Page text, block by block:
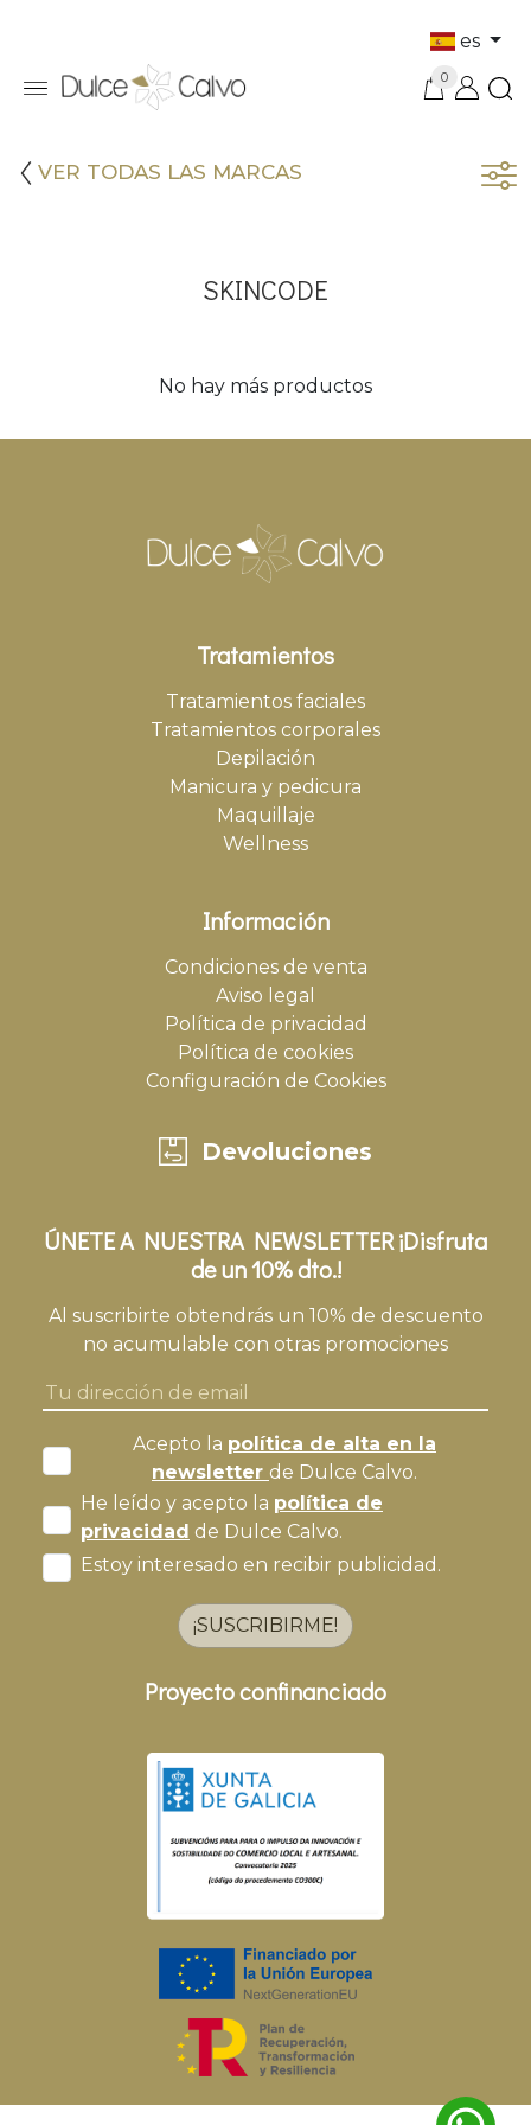
es
0
VER TODAS LAS MARCAS
SKINCODE
No hay más productos
Tratamientos
Tratamientos faciales
Tratamientos corporales
Depilación
Manicura y pedicura
Maquillaje
Wellness
Información
Condiciones de venta
Aviso legal
Política de privacidad
Política de cookies
Configuración de Cookies
Devoluciones
ÚNETE A NUESTRA NEWSLETTER ¡Disfruta
de un 10% dto.!
Al suscribirte obtendrás un 10% de descuento
no acumulable con otras promociones
Acepto la política de alta en la
newsletter de Dulce Calvo.
He leído y acepto la política de
privacidad de Dulce Calvo.
Estoy interesado en recibir publicidad.
¡SUSCRIBIRME!
Proyecto confinanciado